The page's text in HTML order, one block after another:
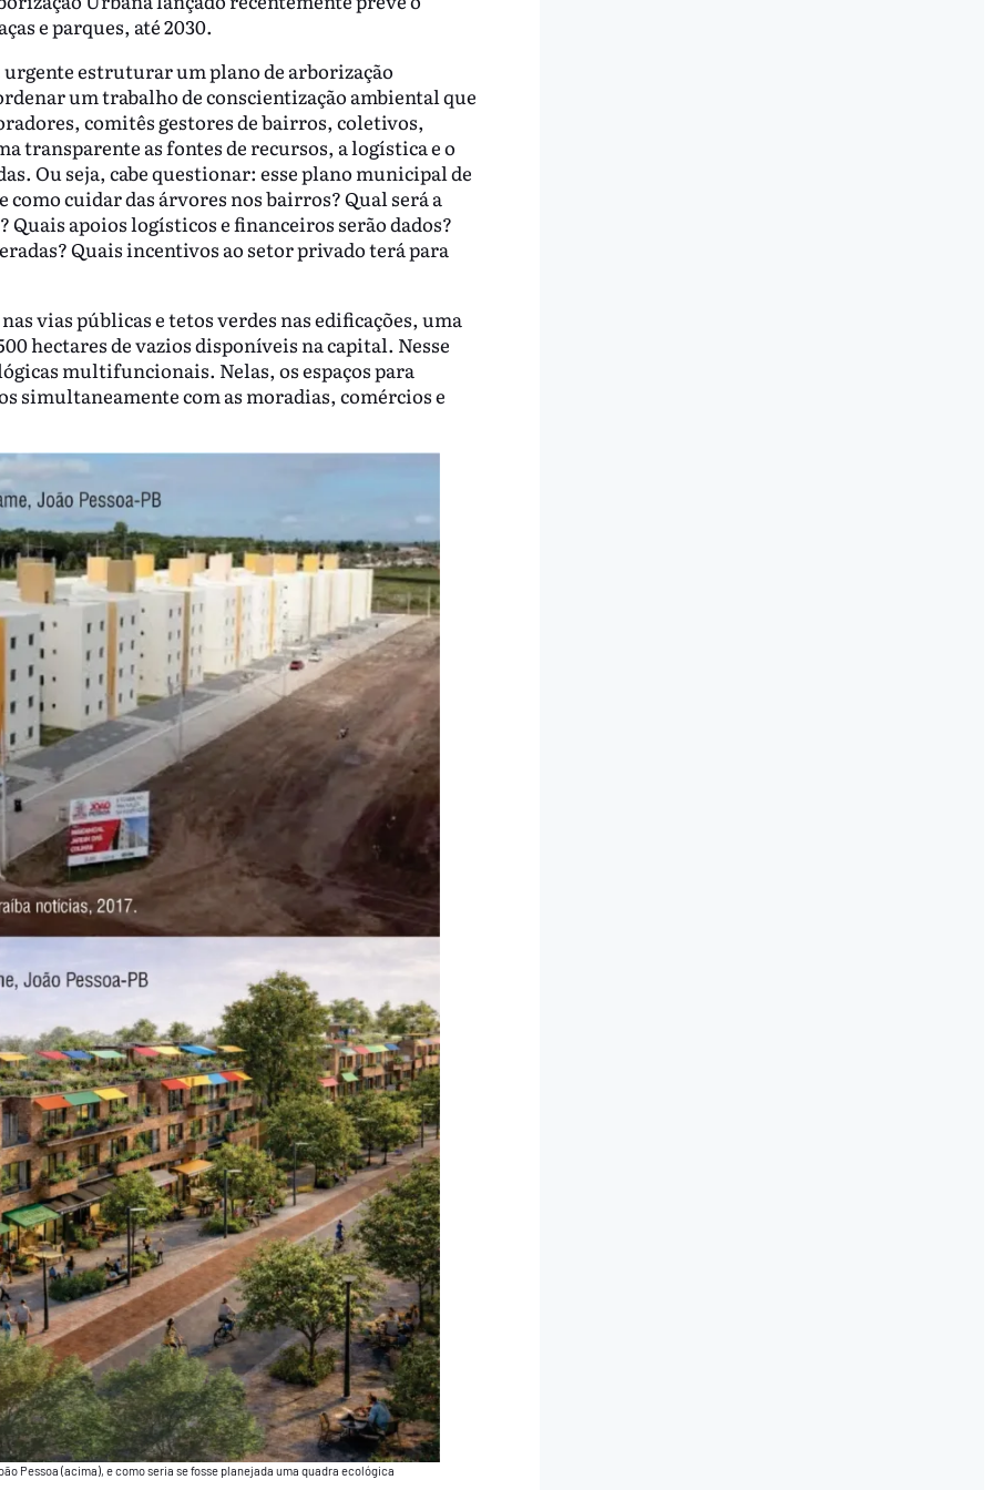
e parques, até 2030.
urgente estruturar um plano de arborização
um trabalho de conscientização ambiental que
comitês gestores de bairros, coletivos,
transparente as fontes de recursos, a logística e o
Ou seja, cabe questionar: esse plano municipal de
cuidar das árvores nos bairros? Qual será a
Quais apoios logísticos e financeiros serão dados?
Quais incentivos ao setor privado terá para
vias públicas e tetos verdes nas edificações, uma
hectares de vazios disponíveis na capital. Nesse
multifuncionais. Nelas, os espaços para
simultaneamente com as moradias, comércios e
Pessoa (acima), e como seria se fosse planejada uma quadra ecológica